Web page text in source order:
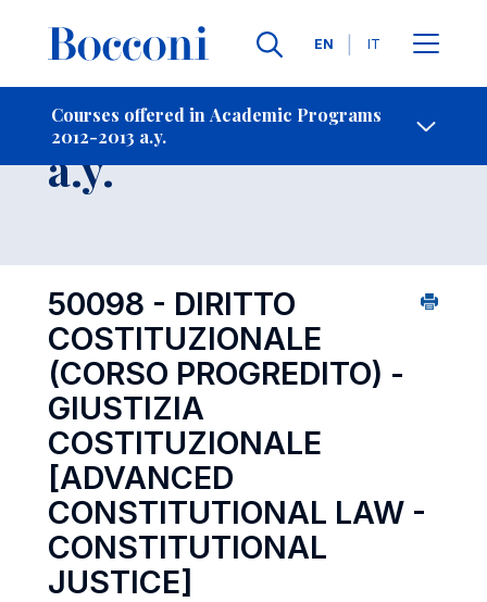
Languages
EN IT
Courses offered in Academic Programs
2012-2013 a.y.
- Contact Us
Course 2012-2013
a.y.
50098 - DIRITTO
COSTITUZIONALE
(CORSO PROGREDITO) -
GIUSTIZIA
COSTITUZIONALE
[ADVANCED
CONSTITUTIONAL LAW -
CONSTITUTIONAL
JUSTICE]